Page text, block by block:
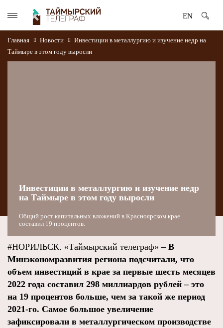
EN
Главная Новости
Инвестиции в металлургию и изучение недр на
Таймыре в этом году выросли
Инвестиции в металлургию и изучение недр
на Таймыре в этом году выросли
Общий рост капитальных вложений в Красноярском крае
составил 19 процентов.
#НОРИЛЬСК. «Таймырский телеграф» – В
Минэкономразвития региона подсчитали, что
объем инвестиций в крае за первые шесть месяцев
2022 года составил 298 миллиардов рублей – это
на 19 процентов больше, чем за такой же период
2021-го. Самое большое увеличение
зафиксировали в металлургическом производстве